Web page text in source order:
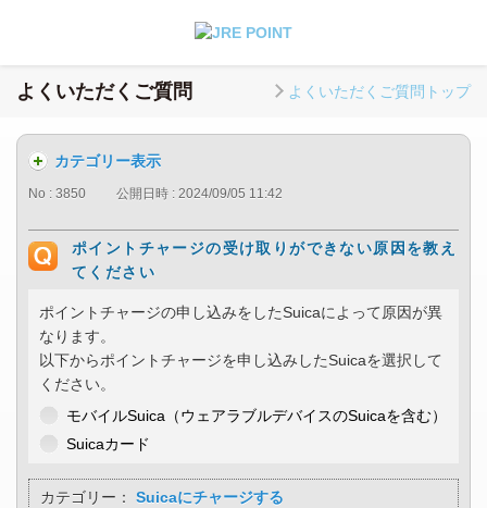
よくいただくご質問 よくいただくご質問トップ
カテゴリー表示
No : 3850 公開日時 : 2024/09/05 11:42
ポイントチャージの受け取りができない原因を教え
てください
ポイントチャージの申し込みをしたSuicaによって原因が異
なります。
以下からポイントチャージを申し込みしたSuicaを選択して
ください。
モバイルSuica（ウェアラブルデバイスのSuicaを含む）
Suicaカード
カテゴリー： Suicaにチャージする